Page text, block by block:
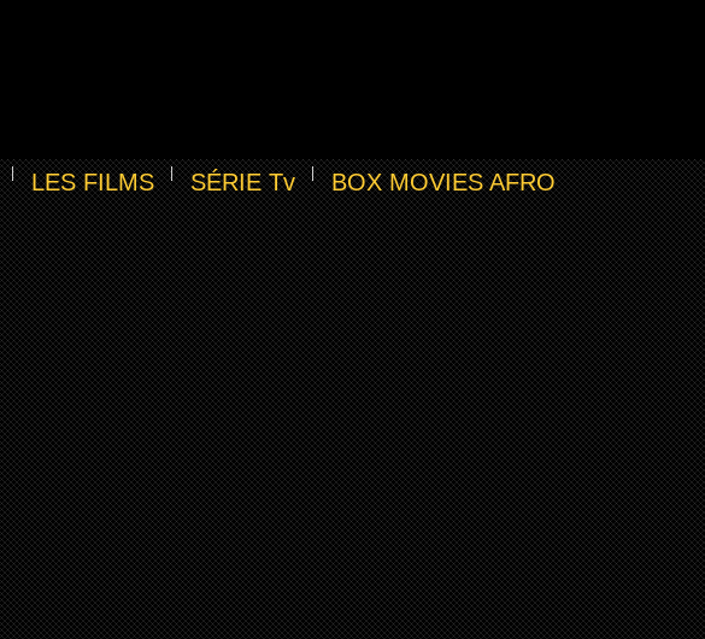
LES FILMS SÉRIE Tv BOX MOVIES AFRO